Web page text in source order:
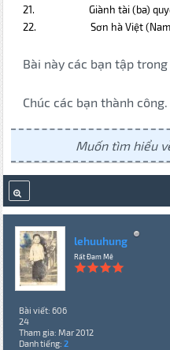
21.
Giành tài (ba)
22.
Sơn hà Việt
Bài này các bạn tập trong
Chúc các bạn thành công.
Muốn tìm hiểu
lehuuhung
Rất Đam Mê
Bài viết: 606
24
Tham gia: Mar 2012
Danh tiếng: 2